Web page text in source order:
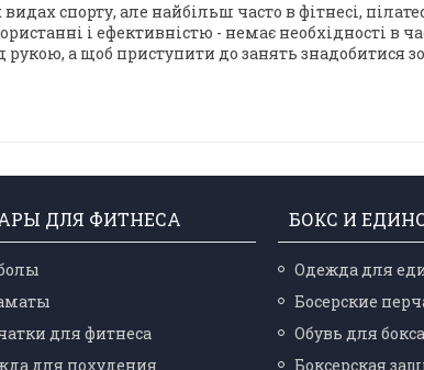
спорту, але найбільш часто в фітнесі,
і ефективністю - немає необхідності в
а щоб приступити до занять знадобитися
ДЛЯ ФИТНЕСА
для фитнеса
для похудения
БОКС И
Одежда для
Босерские
Обувь для бокса
Боксерская